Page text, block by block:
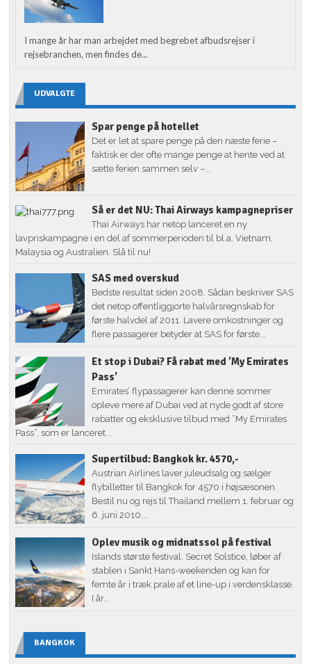
I mange år har man arbejdet med begrebet afbudsrejser i
rejsebranchen, men findes de...
UDVALGTE
Spar penge på hotellet
Det er let at spare penge på den næste ferie –
faktisk er der ofte mange penge at hente ved at
sætte ferien sammen selv –...
Så er det NU: Thai Airways kampagnepriser
Thai Airways har netop lanceret en ny
lavpriskampagne i en del af sommerperioden til bl.a. Vietnam,
Malaysia og Australien. Slå til nu!
SAS med overskud
Bedste resultat siden 2008. Sådan beskriver SAS
det netop offentliggjorte halvårsregnskab for
første halvdel af 2011. Lavere omkostninger og
flere passagerer betyder at SAS for første...
Et stop i Dubai? Få rabat med ’My Emirates
Pass’
Emirates’ flypassagerer kan denne sommer
opleve mere af Dubai ved at nyde godt af store
rabatter og eksklusive tilbud med ”My Emirates
Pass”, som er lanceret...
Supertilbud: Bangkok kr. 4570,-
Austrian Airlines laver juleudsalg og sælger
flybilletter til Bangkok for 4570 i højsæsonen.
Bestil nu og rejs til Thailand mellem 1. februar og
6. juni 2010....
Oplev musik og midnatssol på festival
Islands største festival, Secret Solstice, løber af
stablen i Sankt Hans-weekenden og kan for
femte år i træk prale af et line-up i verdensklasse.
I år...
BANGKOK